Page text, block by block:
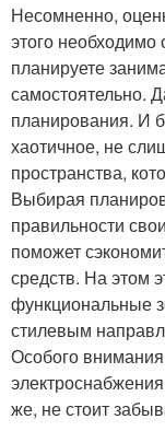
Несомненно,
этого необходимо
планируете
самостоятельно.
планирования. И
хаотичное, не
пространства,
Выбирая
правильности
поможет
средств. На этом
функциональные
стилевым
Особого
же, не стоит